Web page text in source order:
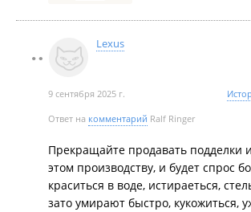
Lexus
9 сентября 2025 г.
Ответ на комментарий Ralf Ringer
Прекращайте продавать подделки
этом производству, и будет спрос
краситься в воде, истираеться,
зато умирают быстро, кукожиться,